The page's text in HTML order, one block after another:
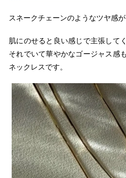
スネークチェーンのようなツヤ感
肌にのせると良い感じで主張して
それでいて華やかなゴージャス感
ネックレスです。